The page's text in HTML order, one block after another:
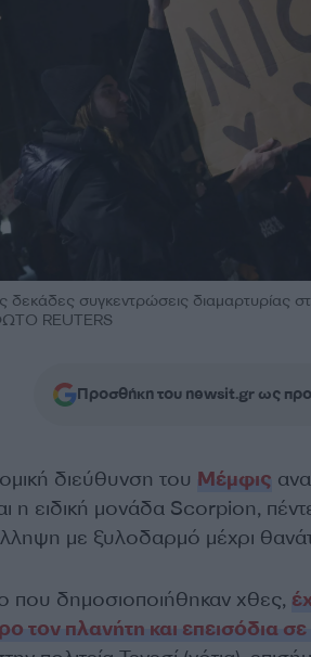
δεκάδες συγκεντρώσεις διαμαρτυρίας
REUTERS
Προσθήκη του newsit.gr ως
διεύθυνση του Μέμφις
η ειδική μονάδα Scorpion,
με ξυλοδαρμό μέχρι
που δημοσιοποιήθηκαν χθες,
τον πλανήτη και επεισόδια